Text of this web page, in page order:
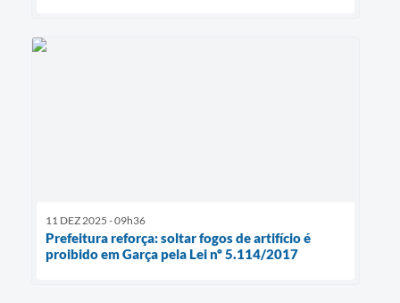
11 DEZ 2025 - 09h36
Prefeitura reforça: soltar fogos de artifício é
proibido em Garça pela Lei nº 5.114/2017